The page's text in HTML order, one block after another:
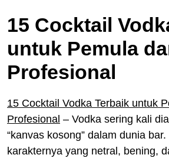
15 Cocktail
untuk Pemula
Profesional
15 Cocktail Vodka Terbaik untuk
Profesional – Vodka sering kali
“kanvas kosong” dalam dunia
karakternya yang netral, bening,